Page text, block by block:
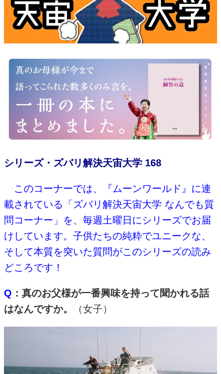
シリーズ・ズバリ解決天宙大学 168
このコーナーでは、『ムーンワールド』に連
載されている「ズバリ解決天宙大学 なんでも質
問コーナー」を、毎週土曜日にシリーズでお届
けしています。子供たちの純粋でユニークな、
そして本質を突いた質問がこのシリーズの読み
どころです！
Q ：真のお父様が一番興味を持って聞かれる話
はなんですか。
（女子）